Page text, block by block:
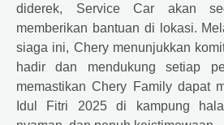
diderek, Service Car akan
memberikan bantuan di lokasi.
siaga ini, Cherymenunjukkan
hadir dan mendukung setiap
memastikanChery Family dapat
Idul Fitri 2025 di kampung